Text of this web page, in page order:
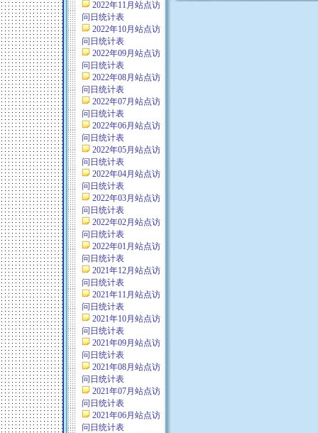
2022年11月站点访
问日统计表
2022年10月站点访
问日统计表
2022年09月站点访
问日统计表
2022年08月站点访
问日统计表
2022年07月站点访
问日统计表
2022年06月站点访
问日统计表
2022年05月站点访
问日统计表
2022年04月站点访
问日统计表
2022年03月站点访
问日统计表
2022年02月站点访
问日统计表
2022年01月站点访
问日统计表
2021年12月站点访
问日统计表
2021年11月站点访
问日统计表
2021年10月站点访
问日统计表
2021年09月站点访
问日统计表
2021年08月站点访
问日统计表
2021年07月站点访
问日统计表
2021年06月站点访
问日统计表